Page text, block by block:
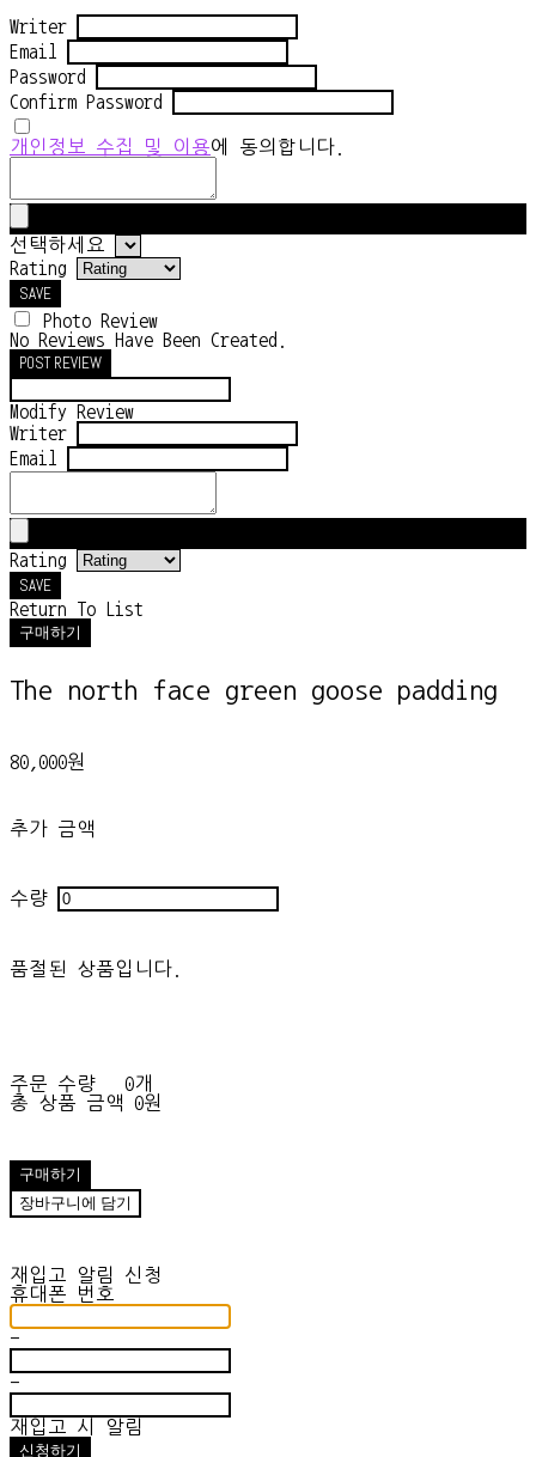
Writer
Email
Password
Confirm Password
개인정보 수집 및 이용에 동의합니다.
선택하세요
Rating
SAVE
Photo Review
No Reviews Have Been Created.
POST REVIEW
Modify Review
Writer
Email
Rating
SAVE
Return To List
구매하기
The north face green goose padding
80,000원
추가 금액
수량
품절된 상품입니다.
주문 수량
0개
총 상품 금액
0원
구매하기
장바구니에 담기
재입고 알림 신청
휴대폰 번호
-
-
재입고 시 알림
신청하기